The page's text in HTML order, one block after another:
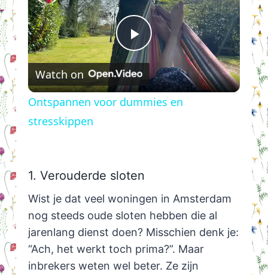
Play
Video
Watch on
Ontspannen voor dummies en
stresskippen
1. Verouderde sloten
Wist je dat veel woningen in Amsterdam
nog steeds oude sloten hebben die al
jarenlang dienst doen? Misschien denk je:
“Ach, het werkt toch prima?”. Maar
inbrekers weten wel beter. Ze zijn